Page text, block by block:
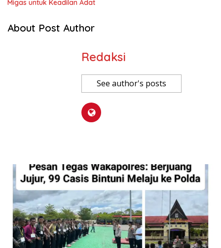
Migas untuk Keadilan Adat
About Post Author
Redaksi
See author's posts